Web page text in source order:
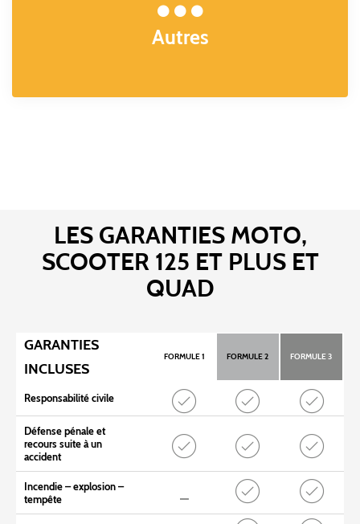
Autres
LES GARANTIES MOTO,
SCOOTER 125 ET PLUS ET
QUAD
GARANTIES
INCLUSES
FORMULE 1 FORMULE 2 FORMULE 3
Responsabilité civile
Défense pénale et
recours suite à un
accident
Incendie – explosion –
tempête